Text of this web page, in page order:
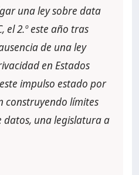
una ley sobre data
el 2.º este año tras
de una ley
en Estados
impulso estado por
construyendo límites
datos, una legislatura a